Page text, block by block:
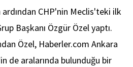
ardından CHP'nin Meclis'teki ilk
Başkanı Özgür Özel yaptı.
Özel, Haberler.com Ankara
de aralarında bulunduğu bir